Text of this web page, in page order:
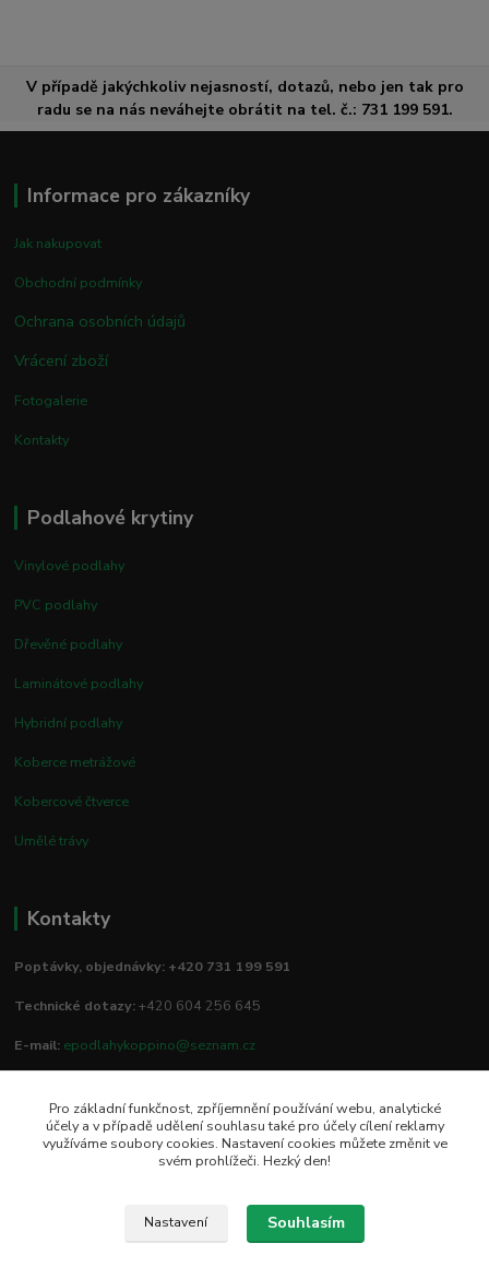
V případě jakýchkoliv nejasností, dotazů, nebo jen tak pro
radu se na nás neváhejte obrátit na tel. č.: 731 199 591.
Informace pro zákazníky
Jak nakupovat
Obchodní podmínky
Ochrana osobních údajů
Vrácení zboží
Fotogalerie
Kontakty
Podlahové krytiny
Vinylové podlahy
PVC podlahy
Dřevěné podlahy
Laminátové podlahy
Hybridní podlahy
Koberce metrážové
Kobercové čtverce
Umělé trávy
Kontakty
Poptávky, objednávky: +420 731 199 591
Technické dotazy:+420 604 256 645
E-mail: epodlahykoppino@seznam.cz
Prodejna/vzorkovna:
Studio Podlah
Mírové náměstí 16/15
Pro základní funkčnost, zpříjemnění používání webu, analytické
účely a v případě udělení souhlasu také pro účely cílení reklamy
využíváme soubory cookies. Nastavení cookies můžete změnit ve
svém prohlížeči. Hezký den!
Nastavení Souhlasím